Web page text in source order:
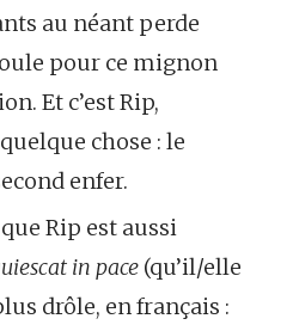
au néant perde
pour ce mignon
Et c’est Rip,
chose : le
enfer.
Rip est aussi
in pace (qu’il/elle
drôle, en français :